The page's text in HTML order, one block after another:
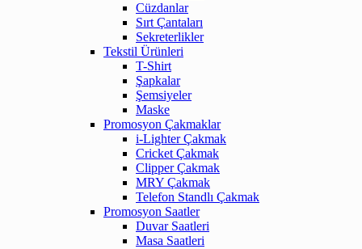
Cüzdanlar
Sırt Çantaları
Sekreterlikler
Tekstil Ürünleri
T-Shirt
Şapkalar
Şemsiyeler
Maske
Promosyon Çakmaklar
i-Lighter Çakmak
Cricket Çakmak
Clipper Çakmak
MRY Çakmak
Telefon Standlı Çakmak
Promosyon Saatler
Duvar Saatleri
Masa Saatleri